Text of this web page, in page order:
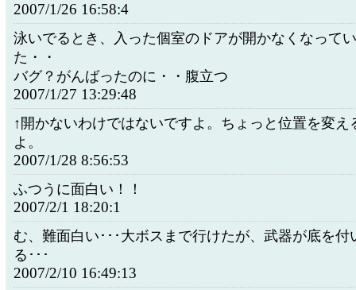
2007/1/26 16:58:4
泳いでるとき、入った個室のドアが開かなくなって
た・・
バグ？がんばったのに・・腹立つ
2007/1/27 13:29:48
↑開かないわけではないですよ。ちょっと位置を変え
よ。
2007/1/28 8:56:53
ふつうに面白い！！
2007/2/1 18:20:1
む、難面白い･･･大ボスまで行けたが、武器が底を付
る･･･
2007/2/10 16:49:13